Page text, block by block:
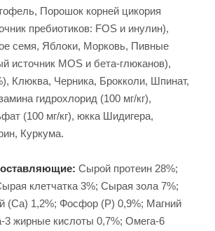
Порошок корней цикория
пребиотиков: FOS и инулин),
семя, Яблоки, Морковь, Пивные
источник MOS и бета-глюканов),
Клюква, Черника, Брокколи, Шпинат,
гидрохлорид (100 мг/кг),
(100 мг/кг), юкка Шидигера,
Куркума.
Сырой протеин 28%;
клетчатка 3%; Сырая зола 7%;
(Са) 1,2%; Фосфор (P) 0,9%; Магний
3 жирные кислоты 0,7%; Омега-6